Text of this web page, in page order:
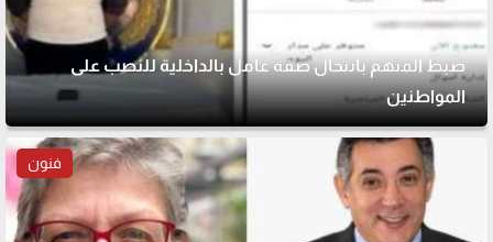
ضبط المتهم بانتحال صفة عامل بالداخلية للنصب على
المواطنين
فنون